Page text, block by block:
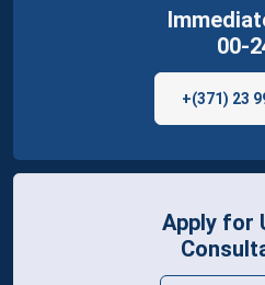
00-
+(371) 23
Apply for